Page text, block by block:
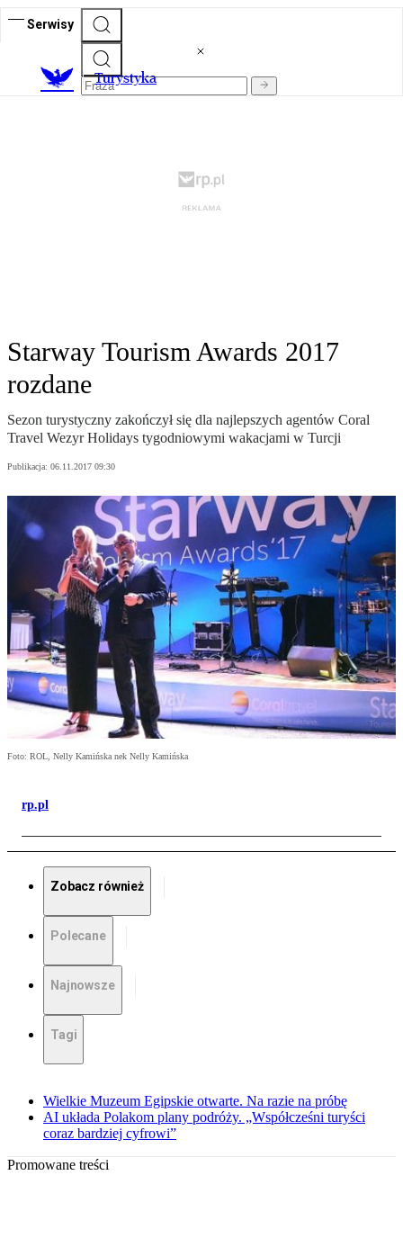
Serwisy
Turystyka
Starway Tourism Awards 2017
rozdane
Sezon turystyczny zakończył się dla najlepszych agentów Coral
Travel Wezyr Holidays tygodniowymi wakacjami w Turcji
Publikacja: 06.11.2017 09:30
Foto: ROL, Nelly Kamińska nek Nelly Kamińska
rp.pl
Zobacz również
Polecane
Najnowsze
Tagi
Wielkie Muzeum Egipskie otwarte. Na razie na próbę
AI układa Polakom plany podróży. „Współcześni turyści
coraz bardziej cyfrowi”
Promowane treści